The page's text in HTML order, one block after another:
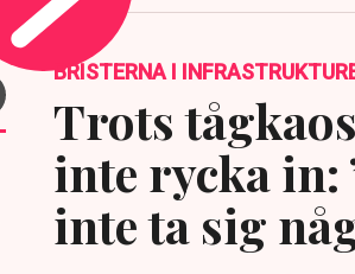
BRISTERNA I
Trots
inte rycka in:
inte ta sig